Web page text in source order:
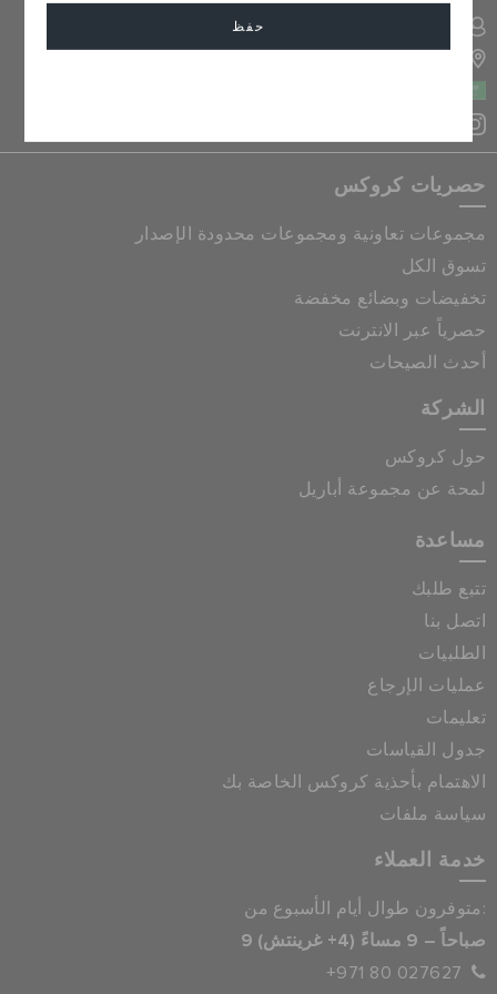
حفظ
حصريات كروكس
مجموعات تعاونية ومجموعات محدودة الإصدار
تسوق الكل
تخفيضات وبضائع مخفضة
حصرياً عبر الانترنت
أحدث الصيحات
الشركة
حول كروكس
لمحة عن مجموعة أباريل
مساعدة
تتبع طلبك
اتصل بنا
الطلبيات
عمليات الإرجاع
تعليمات
جدول القياسات
الاهتمام بأحذية كروكس الخاصة بك
سياسة ملفات
خدمة العملاء
متوفرون طوال أيام الأسبوع من:
9 صباحاً – 9 مساءً (4+ غرينتش)
+971 80 027627